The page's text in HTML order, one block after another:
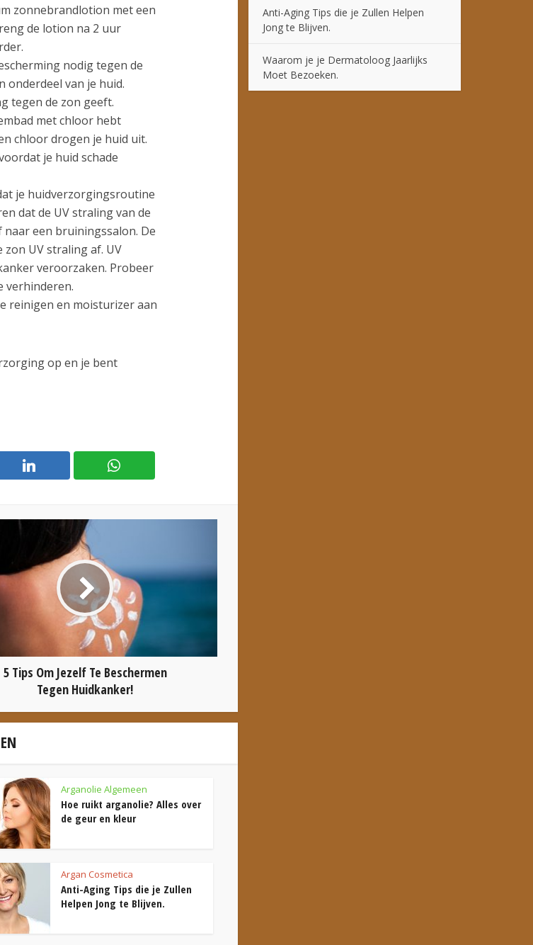
zonnebrandlotion met een
de lotion na 2 uur
nodig tegen de
onderdeel van je huid.
tegen de zon geeft.
met chloor hebt
chloor drogen je huid uit.
je huid schade
je huidverzorgingsroutine
dat de UV straling van de
naar een bruiningssalon. De
UV straling af. UV
veroorzaken. Probeer
verhinderen.
reinigen en moisturizer aan
op en je bent
5 Tips Om Jezelf Te Beschermen
Tegen Huidkanker!
Arganolie Algemeen
Hoe ruikt arganolie? Alles over
de geur en kleur
Argan Cosmetica
Anti-Aging Tips die je Zullen
Helpen Jong te Blijven.
Anti-Aging Tips die je Zullen Helpen
Jong te Blijven.
Waarom je je Dermatoloog Jaarlijks
Moet Bezoeken.